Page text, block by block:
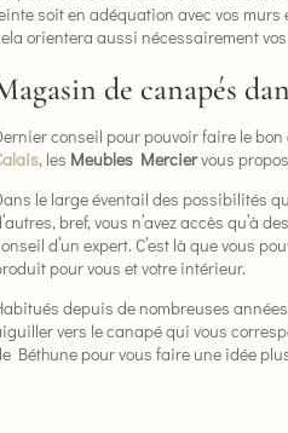
soit en adéquation avec vos
orientera aussi nécessairement
de canapés
conseil pour pouvoir faire le
, les Meubles Merciervous
le large éventail des possibilités
bref, vous n’avez accès qu’à
d’un expert. C’est là que vous
pour vous et votre intérieur.
depuis de nombreuses
vers le canapé qui vous
Béthune pour vous faire une idée